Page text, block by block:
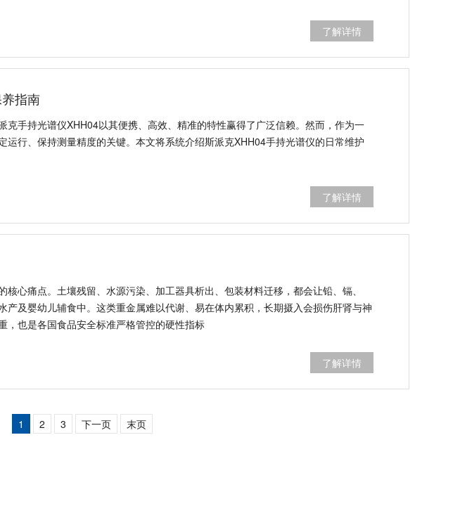
手持光谱仪XHH04以其便携、高效、精准的特性赢得了广泛信赖。然而，作为一
行、保持测量精度的关键。本文将系统介绍斯派克XHH04手持光谱仪的日常维护
核心痛点。土壤残留、水源污染、加工器具析出、包装材料迁移，都会让铅、镉、
及婴幼儿辅食中。这类重金属难以代谢、易在体内累积，长期摄入会损伤肝肾与神